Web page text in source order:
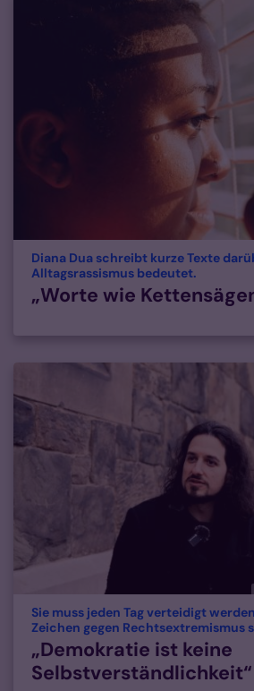
Diana Dua schreibt kurze Texte
Alltagsrassismus bedeutet.
„Worte wie
Sie muss jeden Tag verteidigt
Zeichen gegen Rechtsextremismus
„Demokratie ist keine
Selbstverständlichkeit“